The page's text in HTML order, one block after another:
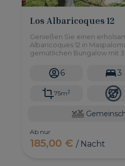
Los Albaricoques 12
Genießen Sie einen
Albaricoques 12 in
gemütlichen Bungalow mit 3
VillaGranCanaria.
6 3
75m2
Ab nur
185,00 €/ Nacht